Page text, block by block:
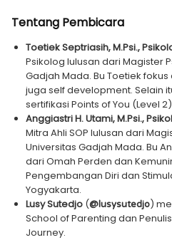
Tentang Pembicara
Toetiek Septriasih, M.Psi.,
Psikolog lulusan dari Magister
Gadjah Mada. Bu Toetiek
juga self development. Selain
sertifikasi Points of You (Level
Anggiastri H. Utami, M.Psi.,
Mitra Ahli SOP lulusan dari
Universitas Gadjah Mada. Bu
dari Omah Perden dan
Pengembangan Diri dan
Yogyakarta.
Lusy Sutedjo (@lusysutedjo)
School of Parenting dan
Journey.